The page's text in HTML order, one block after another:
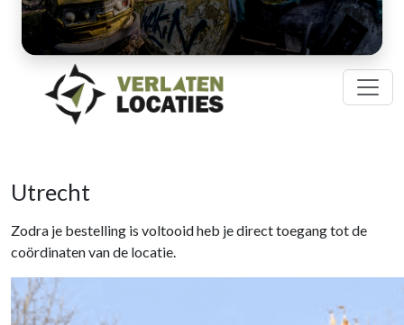
Utrecht
Zodra je bestelling is voltooid heb je direct toegang tot de
coördinaten van de locatie.